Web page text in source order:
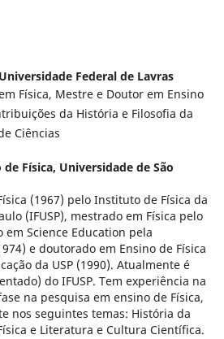
Universidade Federal de Lavras
Física, Mestre e Doutor em Ensino
da História e Filosofia da
Ciências
Física, Universidade de São
(1967) pelo Instituto de Física da
(IFUSP), mestrado em Física pelo
em Science Education pela
e doutorado em Ensino de Física
da USP (1990). Atualmente é
do IFUSP. Tem experiência na
na pesquisa em ensino de Física,
nos seguintes temas: História da
e Literatura e Cultura Científica.